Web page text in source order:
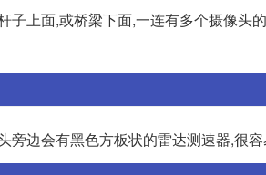
上面,或桥梁下面,一连有多个摄像头
边会有黑色方板状的雷达测速器,很容